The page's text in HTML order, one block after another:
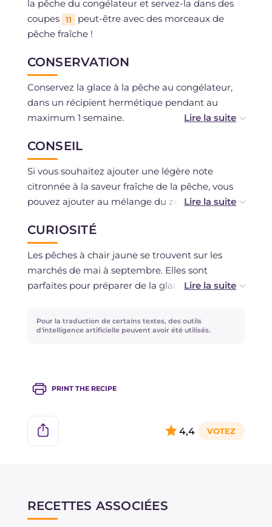
la pêche du congélateur et servez-la dans des
coupes
11
peut-être avec des morceaux de
pêche fraîche !
CONSERVATION
Conservez la glace à la pêche au congélateur,
dans un récipient hermétique pendant au
maximum 1 semaine.
Avant de la servir, il est conseillé de la laisser
une dizaine de minutes à température
ambiante.
CONSEIL
Si vous souhaitez ajouter une légère note
citronnée à la saveur fraîche de la pêche, vous
pouvez ajouter au mélange du zeste de citron
!CURIOSITÉ
Les pêches à chair jaune se trouvent sur les
marchés de mai à septembre. Elles sont
parfaites pour préparer de la glace, car leur
et dégage un parfum intense. Il existe plusieurs
types appartenant à cette variété, comme les
Pour la traduction de certains textes, des outils
d'intelligence artificielle peuvent avoir été utilisés.
PRINT THE RECIPE
4,4
RECETTES ASSOCIÉES